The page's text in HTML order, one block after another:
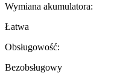
Wymiana akumulatora:
Łatwa
Obsługowość:
Bezobsługowy